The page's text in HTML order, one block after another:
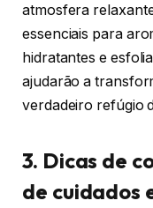
atmosfera
essenciais para
hidratantes e
ajudarão a
verdadeiro refúgio
3. Dicas de
de cuidados